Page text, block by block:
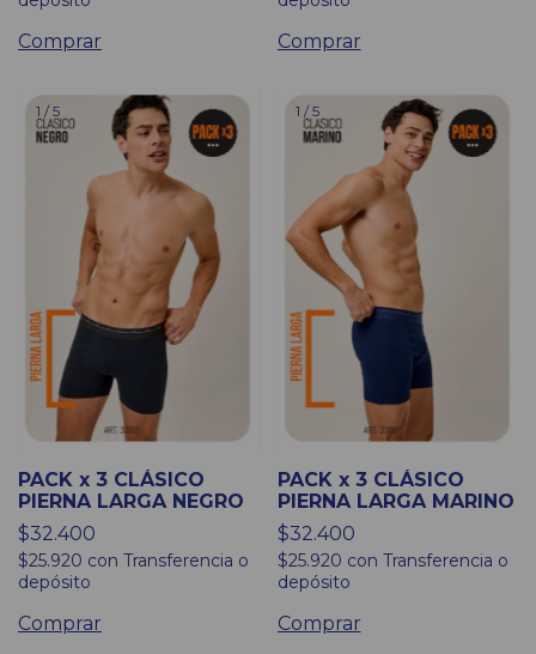
Comprar Comprar
1 / 5
PACK x 3 CLÁSICO
PIERNA LARGA NEGRO
$32.400
$25.920 con Transferencia o
depósito
Comprar
1 / 5
PACK x 3 CLÁSICO
PIERNA LARGA MARINO
$32.400
$25.920 con Transferencia o
depósito
Comprar